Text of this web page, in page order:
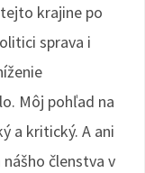
krajine po
sprava i
Môj pohľad na
a kritický. A ani
členstva v